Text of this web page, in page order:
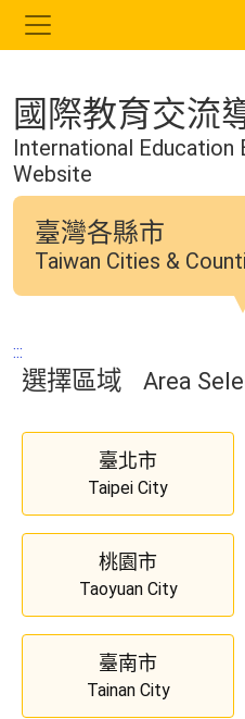
容
國際教育交流
International Education
Website
臺灣各縣市
Taiwan Cities &
:::
選擇區域 Area
臺北市
Taipei City
桃園市
Taoyuan City
臺南市
Tainan City